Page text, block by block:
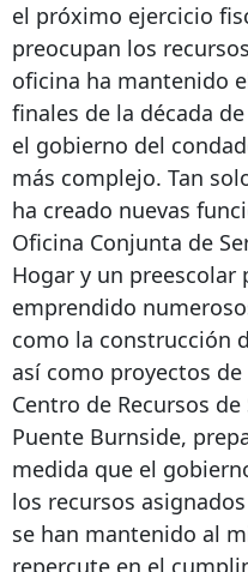
el próximo ejercicio
preocupan los
oficina ha mantenido
finales de la década
el gobierno del
más complejo. Tan
ha creado nuevas
Oficina Conjunta de
Hogar y un preescolar
emprendido
como la construcción
así como proyectos
Centro de Recursos
Puente Burnside,
medida que el
los recursos
se han mantenido al